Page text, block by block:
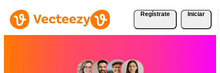
Regístrate Iniciar